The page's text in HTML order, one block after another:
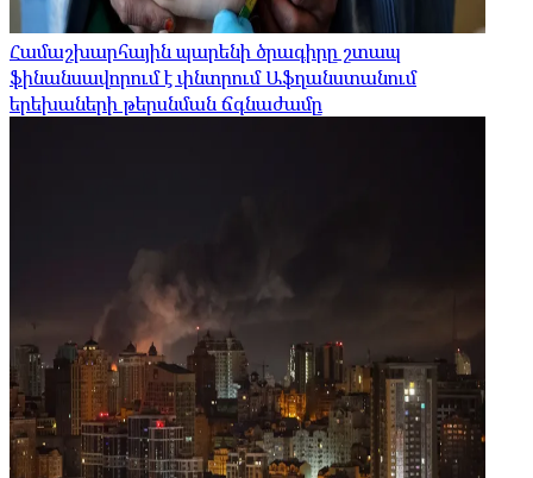
Համաշխարհային պարենի ծրագիրը շտապ
ֆինանսավորում է փնտրում Աֆղանստանում
երեխաների թերսնման ճգնաժամը